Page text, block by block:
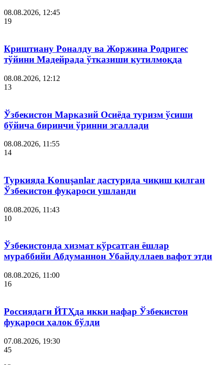
08.08.2026, 12:45
19
Криштиану Роналду ва Жоржина Родригес
тўйини Мадейрада ўтказиши кутилмоқда
08.08.2026, 12:12
13
Ўзбекистон Марказий Осиёда туризм ўсиши
бўйича биринчи ўринни эгаллади
08.08.2026, 11:55
14
Туркияда Konuşanlar дастурида чиқиш қилган
Ўзбекистон фуқароси ушланди
08.08.2026, 11:43
10
Ўзбекистонда хизмат кўрсатган ёшлар
мураббийи Абдуманнон Убайдуллаев вафот этди
08.08.2026, 11:00
16
Россиядаги ЙТҲда икки нафар Ўзбекистон
фуқароси ҳалок бўлди
07.08.2026, 19:30
45